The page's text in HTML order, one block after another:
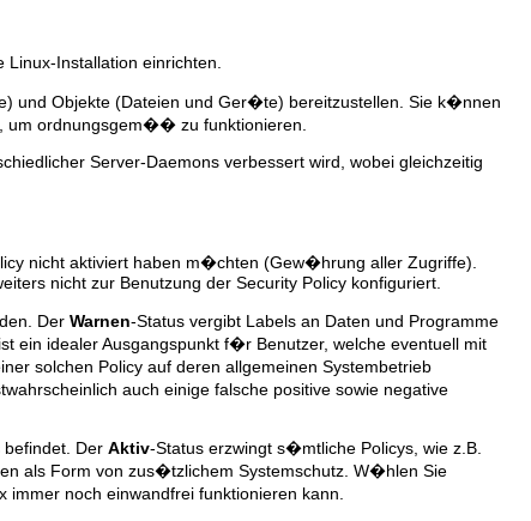
Installation einrichten.
und Objekte (Dateien und Ger�te) bereitzustellen. Sie k�nnen
um ordnungsgem�� zu funktionieren.
Server-Daemons verbessert wird, wobei gleichzeitig
nicht aktiviert haben m�chten (Gew�hrung aller Zugriffe).
nicht zur Benutzung der Security Policy konfiguriert.
Der Warnen-Status vergibt Labels an Daten und Programme
ein idealer Ausgangspunkt f�r Benutzer, welche eventuell mit
solchen Policy auf deren allgemeinen Systembetrieb
auch einige falsche positive sowie negative
Der Aktiv-Status erzwingt s�mtliche Policys, wie z.B.
als Form von zus�tzlichem Systemschutz. W�hlen Sie
noch einwandfrei funktionieren kann.